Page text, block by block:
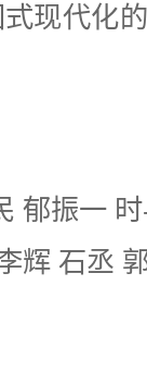
现代化
振一 时
石丞